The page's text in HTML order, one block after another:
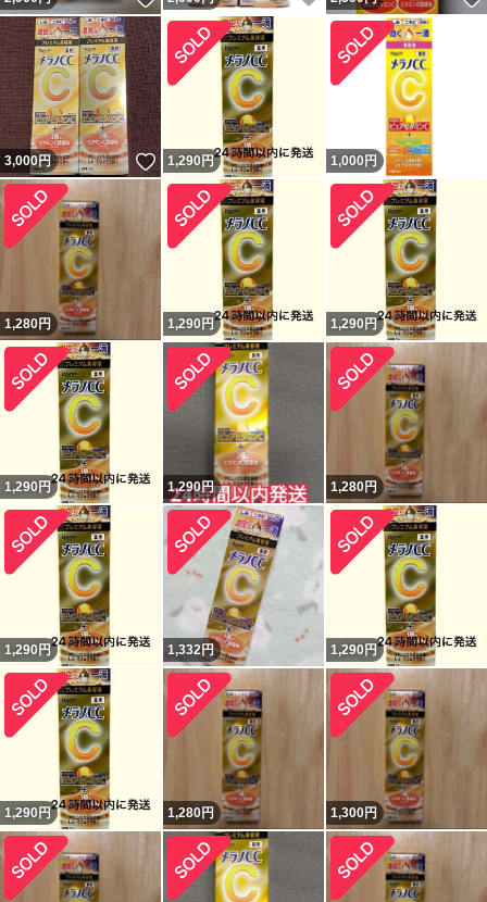
3,000円 いいね！
1,290 円 1,000 円
1,280円 1,290 円 1,290 円
1,290 円 1,290円 1,280円
1,290 円 1,332円 1,290 円
1,290 円 1,280円 1,300円